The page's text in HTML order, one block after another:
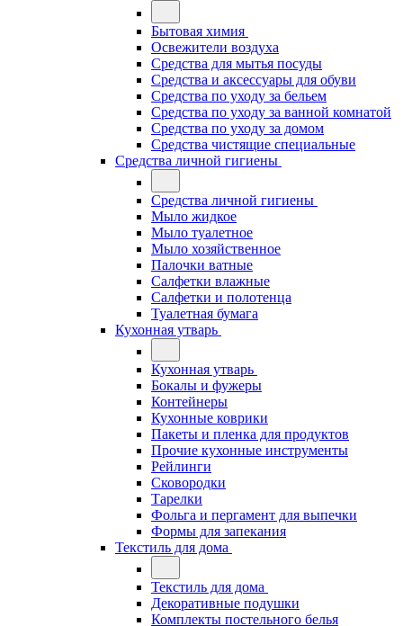
Бытовая химия
Освежители воздуха
Средства для мытья посуды
Средства и аксессуары для обуви
Средства по уходу за бельем
Средства по уходу за ванной комнатой
Средства по уходу за домом
Средства чистящие специальные
Средства личной гигиены
Средства личной гигиены
Мыло жидкое
Мыло туалетное
Мыло хозяйственное
Палочки ватные
Салфетки влажные
Салфетки и полотенца
Туалетная бумага
Кухонная утварь
Кухонная утварь
Бокалы и фужеры
Контейнеры
Кухонные коврики
Пакеты и пленка для продуктов
Прочие кухонные инструменты
Рейлинги
Сковородки
Тарелки
Фольга и пергамент для выпечки
Формы для запекания
Текстиль для дома
Текстиль для дома
Декоративные подушки
Комплекты постельного белья